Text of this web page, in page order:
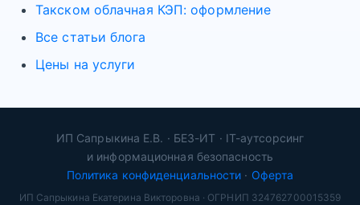
Такском облачная КЭП: оформление
Все статьи блога
Цены на услуги
ИП Сапрыкина Е.В. · БЕЗ-ИТ · IT-аутсорсинг
и информационная безопасность
Политика конфиденциальности · Оферта
ИП Сапрыкина Екатерина Викторовна · ОГРНИП 324762700015359